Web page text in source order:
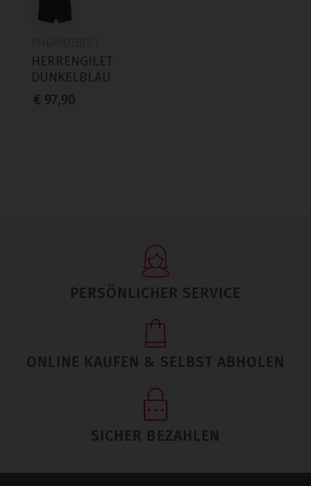
HERRENGILET
DUNKELBLAU
€ 97,90
PERSÖNLICHER SERVICE
ONLINE KAUFEN & SELBST ABHOLEN
SICHER BEZAHLEN